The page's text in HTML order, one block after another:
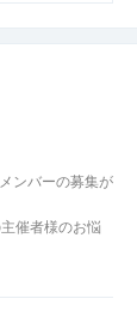
ンバーの募集が
催者様のお悩